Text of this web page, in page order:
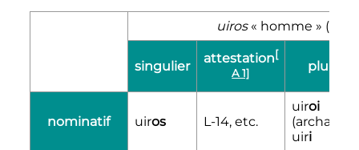
uiros« homme »
singulier
attestation[
A 1]
pluriel
nominatif uiros L-14, etc.
uiroi
uiri